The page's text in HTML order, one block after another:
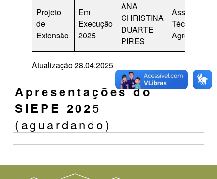
Projeto
de
Extensão
Em
Execução
2025
ANA
CHRISTINA
DUARTE
PIRES
Assistência
Técnica
Atualização 28.04.2025
Apresentações do
SIEPE 2025
(aguardando)